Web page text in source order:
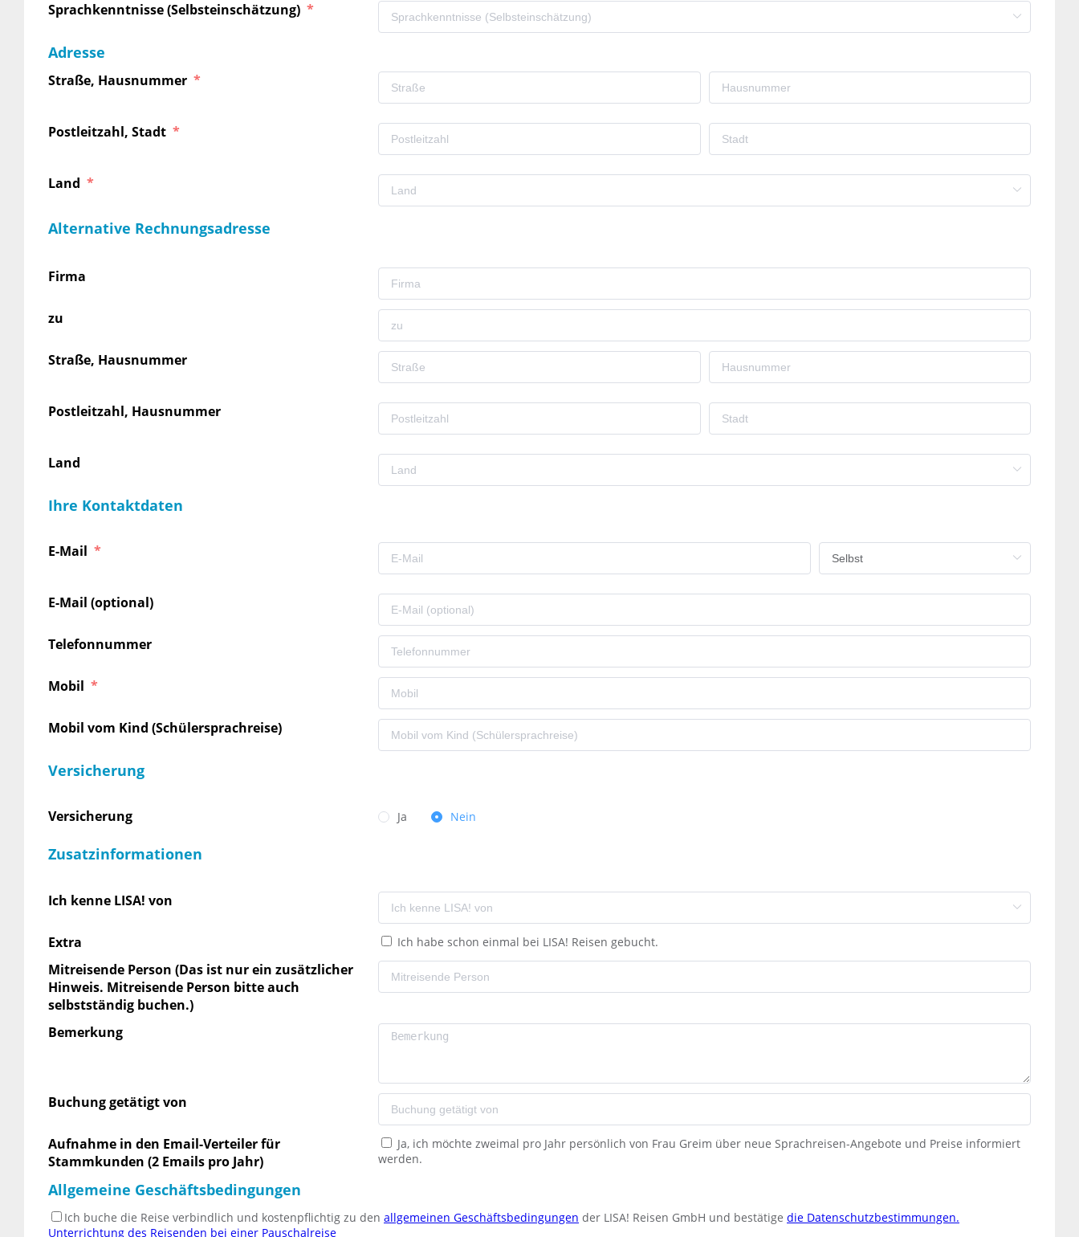
Sprachkenntnisse (Selbsteinschätzung)
Adresse
Straße, Hausnummer
Postleitzahl, Stadt
Land
Alternative Rechnungsadresse
Firma
zu
Straße, Hausnummer
Postleitzahl, Hausnummer
Land
Ihre Kontaktdaten
E-Mail
E-Mail (optional)
Telefonnummer
Mobil
Mobil vom Kind (Schülersprachreise)
Versicherung
Versicherung Ja Nein
Zusatzinformationen
Ich kenne LISA! von
Extra Ich habe schon einmal bei LISA! Reisen gebucht.
Mitreisende Person (Das ist nur ein zusätzlicher
Hinweis. Mitreisende Person bitte auch
selbstständig buchen.)
Bemerkung
Buchung getätigt von
Aufnahme in den Email-Verteiler für
Stammkunden (2 Emails pro Jahr)
Ja, ich möchte zweimal pro Jahr persönlich von Frau Greim über neue Sprachreisen-Angebote und Preise informiert
werden.
Allgemeine Geschäftsbedingungen
Ich buche die Reise verbindlich und kostenpflichtig zu den allgemeinen Geschäftsbedingungen der LISA! Reisen GmbH und bestätige die Datenschutzbestimmungen.
Unterrichtung des Reisenden bei einer Pauschalreise